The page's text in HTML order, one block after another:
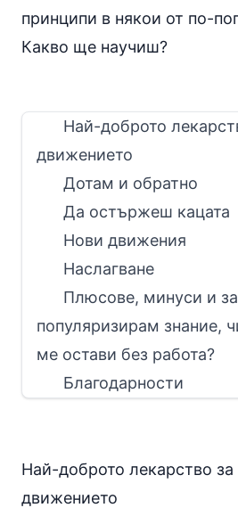
принципи в някои от по-
Какво ще научиш?
Най-доброто
движението
Дотам и обратно
Да остържеш кацата
Нови движения
Наслагване
Плюсове, минуси и
популяризирам знание,
ме остави без работа?
Благодарности
Най-доброто лекарство за
движението